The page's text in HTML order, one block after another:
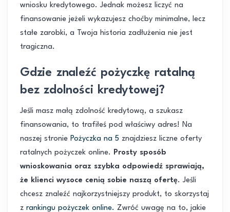
wniosku kredytowego. Jednak możesz liczyć na
finansowanie jeżeli wykazujesz choćby minimalne, lecz
stałe zarobki, a Twoja historia zadłużenia nie jest
tragiczna.
Gdzie znaleźć pożyczkę ratalną
bez zdolności kredytowej?
Jeśli masz małą zdolność kredytową, a szukasz
finansowania, to trafiłeś pod właściwy adres! Na
naszej stronie Pożyczka na 5 znajdziesz liczne oferty
ratalnych pożyczek online. Prosty sposób
wnioskowania oraz szybka odpowiedź sprawiają,
że klienci wysoce cenią sobie naszą ofertę. Jeśli
chcesz znaleźć najkorzystniejszy produkt, to skorzystaj
z rankingu pożyczek online. Zwróć uwagę na to, jakie